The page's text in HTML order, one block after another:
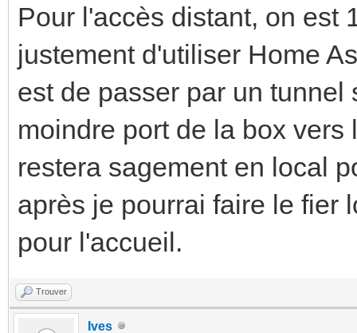
Pour l'accès distant, on est
justement d'utiliser Home
est de passer par un
moindre port de la box
restera sagement en local
après je pourrai faire le fier
pour l'accueil.
Trouver
Ives